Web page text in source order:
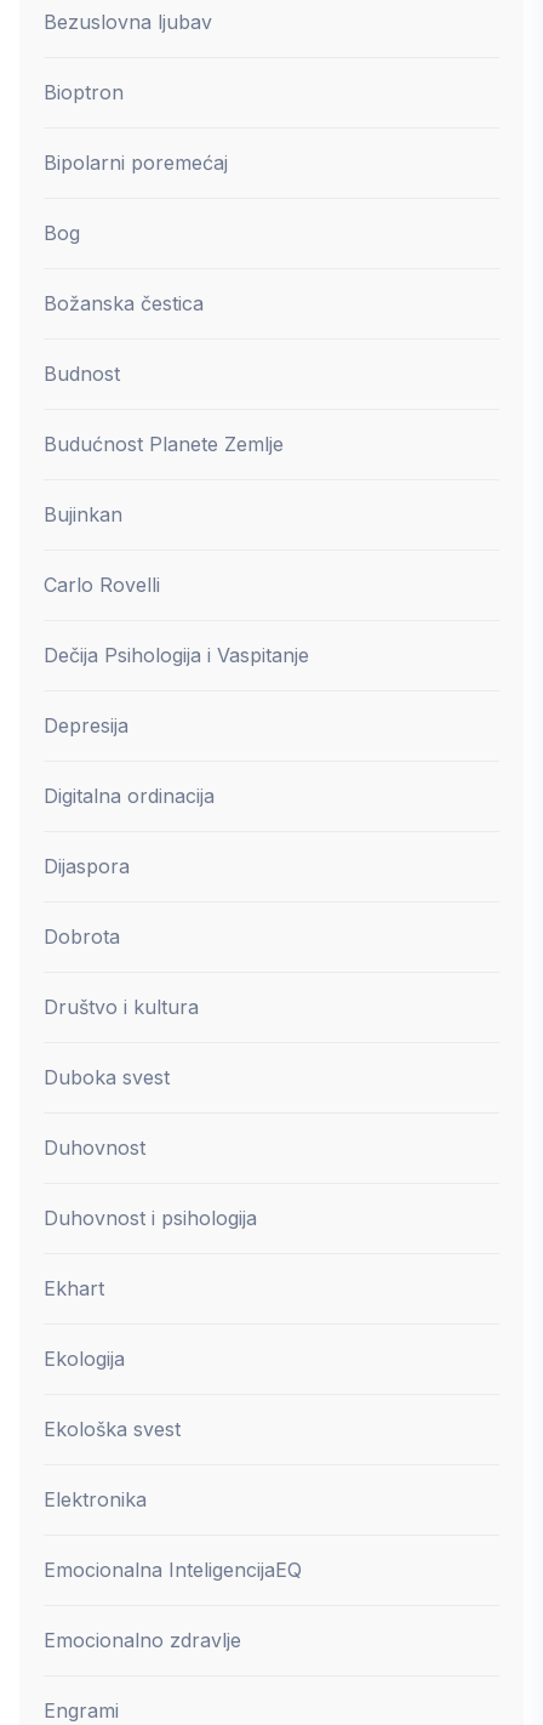
Bezuslovna ljubav
Bioptron
Bipolarni poremećaj
Bog
Božanska čestica
Budnost
Budućnost Planete Zemlje
Bujinkan
Carlo Rovelli
Dečija Psihologija i Vaspitanje
Depresija
Digitalna ordinacija
Dijaspora
Dobrota
Društvo i kultura
Duboka svest
Duhovnost
Duhovnost i psihologija
Ekhart
Ekologija
Ekološka svest
Elektronika
Emocionalna InteligencijaEQ
Emocionalno zdravlje
Engrami